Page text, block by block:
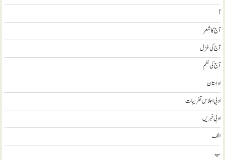
آ
آج کا شعر
آج کی غزل
آج کی نظم
ادبستان
ادبی اجلاس تقریبات
ادبی خبریں
الف
ب